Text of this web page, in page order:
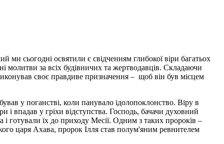
сьогодні освятили є свідченням глибокої віри багатьох
молитви за всіх будівничих та жертводавців. Складаючи
своє правдиве призначення – щоб він був місцем
у поганстві, коли панувало ідолопоклонство. Віру в
і впадав у гріхи відступства. Господь, бачачи духовний
готували їх до приходу Месії. Одним з таких пророків –
царя Ахава, пророк Ілля став полум'яним ревнителем